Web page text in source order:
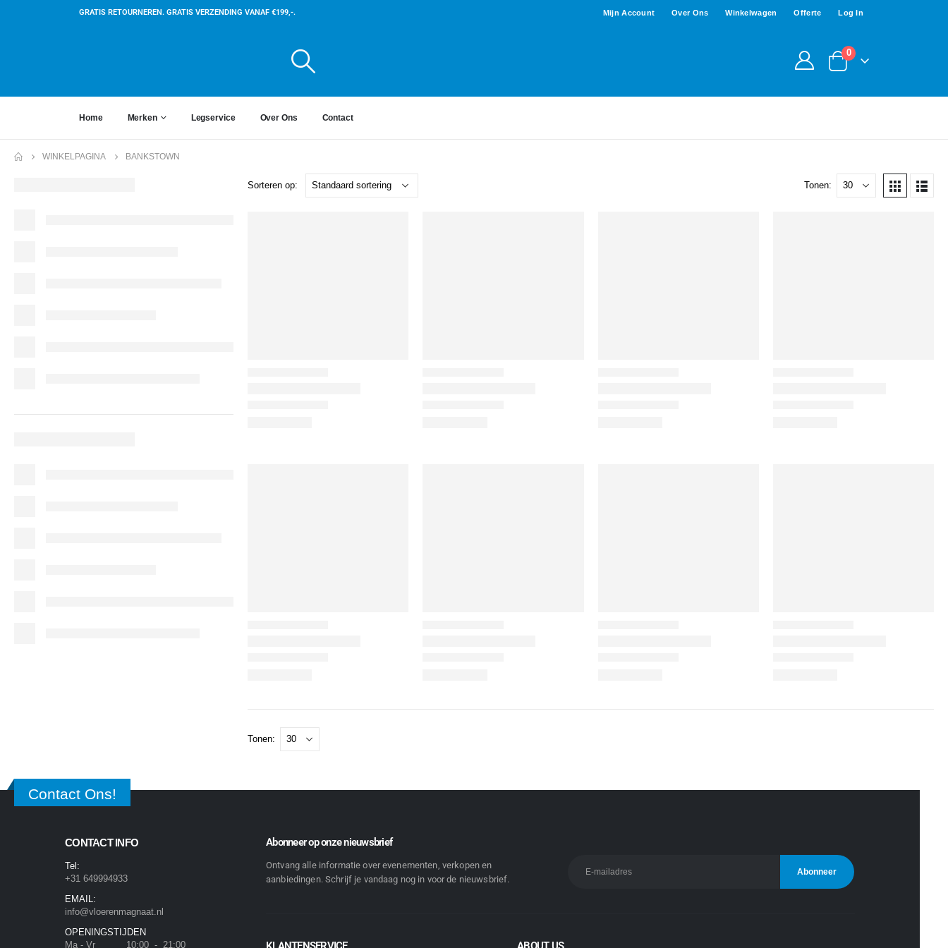
GRATIS RETOURNEREN. GRATIS VERZENDING VANAF €199,-. Mijn Account Over Ons Winkelwagen Offerte Log In
0
Home Merken Legservice Over Ons Contact
WINKELPAGINA BANKSTOWN
Sorteren op: Tonen:
Tonen:
Contact Ons!
CONTACT INFO
Tel:
+31 649994933
EMAIL:
info@vloerenmagnaat.nl
OPENINGSTIJDEN
Ma - Vr 10:00 - 21:00
Abonneer op onze nieuwsbrief
Ontvang alle informatie over evenementen, verkopen en
aanbiedingen. Schrijf je vandaag nog in voor de nieuwsbrief.